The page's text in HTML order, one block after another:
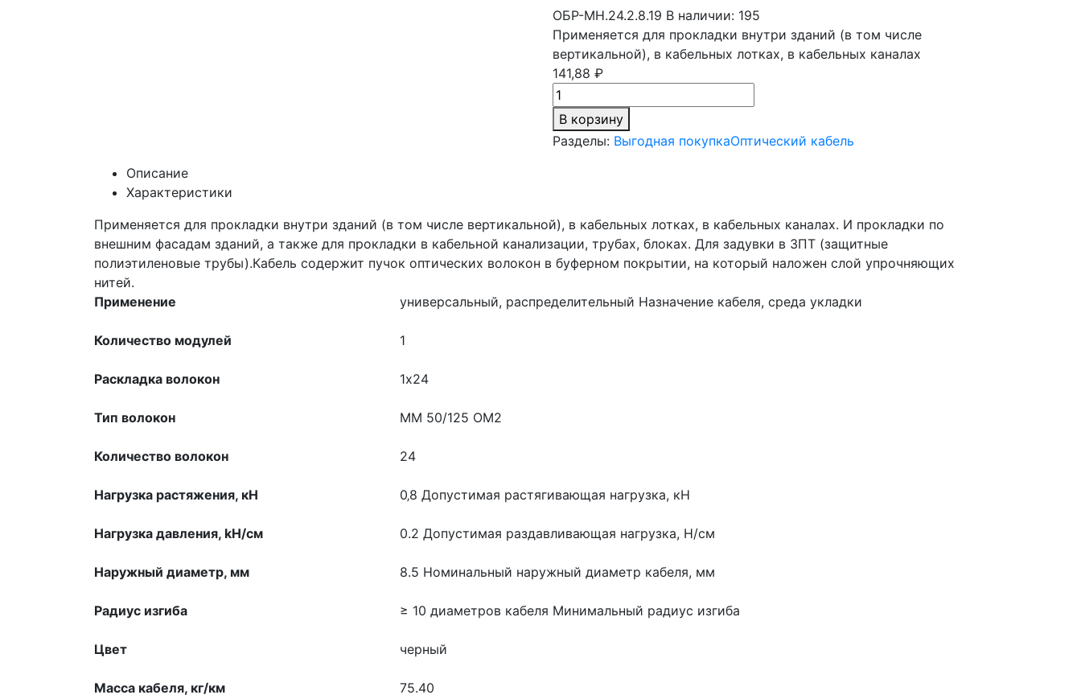
ОБР-МН.24.2.8.19 В наличии: 195
Применяется для прокладки внутри зданий (в том числе
вертикальной), в кабельных лотках, в кабельных каналах
141,88 ₽
В корзину
Разделы: Выгодная покупкаОптический кабель
Описание
Характеристики
Применяется для прокладки внутри зданий (в том числе вертикальной), в кабельных лотках, в кабельных каналах. И прокладки по
внешним фасадам зданий, а также для прокладки в кабельной канализации, трубах, блоках. Для задувки в ЗПТ (защитные
полиэтиленовые трубы).Кабель содержит пучок оптических волокон в буферном покрытии, на который наложен слой упрочняющих
нитей.
Применение
универсальный, распределительный Назначение кабеля, среда укладки
Количество модулей 1
Раскладка волокон 1х24
Тип волокон MM 50/125 OM2
Количество волокон 24
Нагрузка растяжения, кН 0‚8 Допустимая растягивающая нагрузка, кН
Нагрузка давления, kН/см 0.2 Допустимая раздавливающая нагрузка, Н/см
Наружный диаметр, мм 8.5 Номинальный наружный диаметр кабеля, мм
Радиус изгиба ≥ 10 диаметров кабеля Минимальный радиус изгиба
Цвет черный
Масса кабеля, кг/км 75.40